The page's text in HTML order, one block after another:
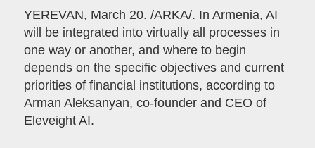
YEREVAN, March 20. /ARKA/. In Armenia, AI
will be integrated into virtually all processes in
one way or another, and where to begin
depends on the specific objectives and current
priorities of financial institutions, according to
Arman Aleksanyan, co-founder and CEO of
Eleveight AI.